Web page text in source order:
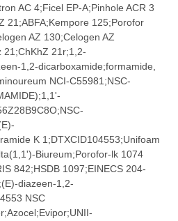
AC 4;Ficel EP-A;Pinhole ACR 3
21;ABFA;Kempore 125;Porofor
AZ 130;Celogen AZ
21;ChKhZ 21r;1,2-
1,2-dicarboxamide;formamide,
NCI-C55981;NSC-
K 1;DTXCID104553;Unifoam
Biureum;Porofor-lk 1074
842;HSDB 1097;EINECS 204-
diazeen-1,2-
NSC